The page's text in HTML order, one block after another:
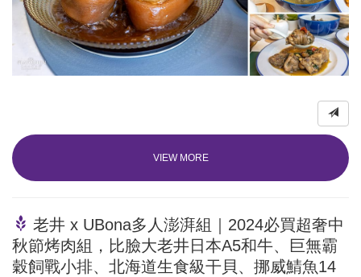
VIEW MORE
老井 x UBona多人澎湃組｜2024必買超奢中
秋節烤肉組，比臉大老井日本A5和牛、巨無霸
穀飼戰小排、北海道生食級干貝、挪威鯖魚14